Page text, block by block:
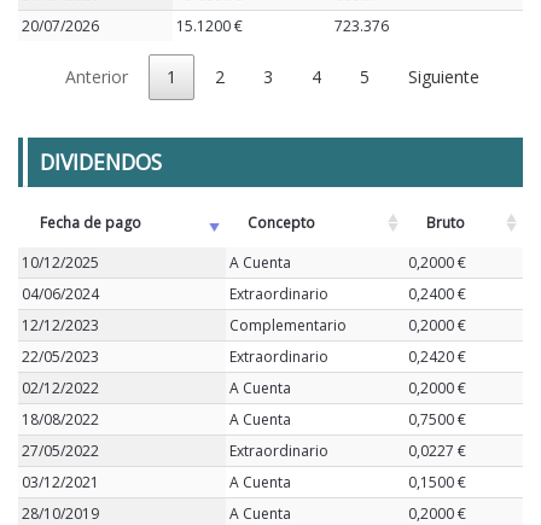
20/07/2026
15.1200 € 723.376
Anterior 1 2 3 4 5 Siguiente
DIVIDENDOS
Fecha de pago Concepto
Bruto
10/12/2025
A Cuenta
0,2000 €
04/06/2024
Extraordinario
0,2400 €
12/12/2023
Complementario
0,2000 €
22/05/2023
Extraordinario
0,2420 €
02/12/2022
A Cuenta
0,2000 €
18/08/2022
A Cuenta
0,7500 €
27/05/2022
Extraordinario
0,0227 €
03/12/2021
A Cuenta
0,1500 €
28/10/2019
A Cuenta
0,2000 €